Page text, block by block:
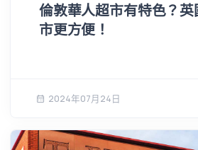
倫敦華人超市有特色？
市更方便！
2024年07月24日